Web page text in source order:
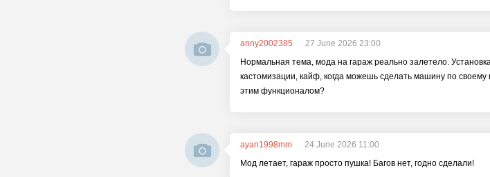
anny2002385
27 June 2026 23:00
Нормальная тема, мода на гараж реально залетело.
кастомизации, кайф, когда можешь сделать машину по своему
этим функционалом?
ayan1998mm
24 June 2026 11:00
Мод летает, гараж просто пушка! Багов нет, годно сделали!